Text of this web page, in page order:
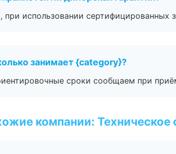
при использовании сертифицированных
занимает {category}?
сроки сообщаем при
компании: Техническое